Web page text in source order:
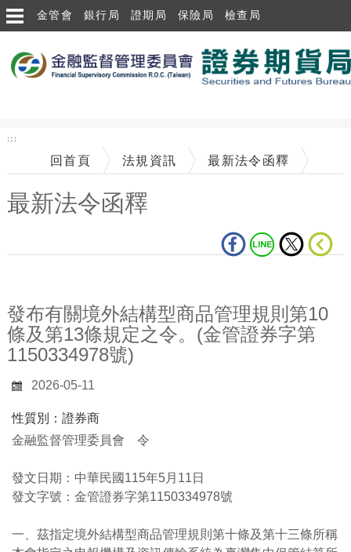
跳到主要內容區塊
金管會 銀行局 證期局 保險局 檢查局
:::
回首頁 法規資訊 最新法令函釋
最新法令函釋
發布有關境外結構型商品管理規則第10
條及第13條規定之令。(金管證券字第
1150334978號)
2026-05-11
性質別：證券商
金融監督管理委員會 令
發文日期：中華民國115年5月11日
發文字號：金管證券字第1150334978號
一、茲指定境外結構型商品管理規則第十條及第十三條所稱